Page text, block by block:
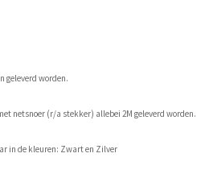
geleverd worden.
netsnoer (r/a stekker) allebei 2M geleverd worden.
in de kleuren: Zwart en Zilver